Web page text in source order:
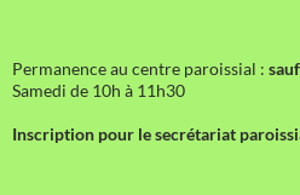
Permanence au centre paroissial :
Samedi de 10h à 11h30
Inscription pour le secrétariat